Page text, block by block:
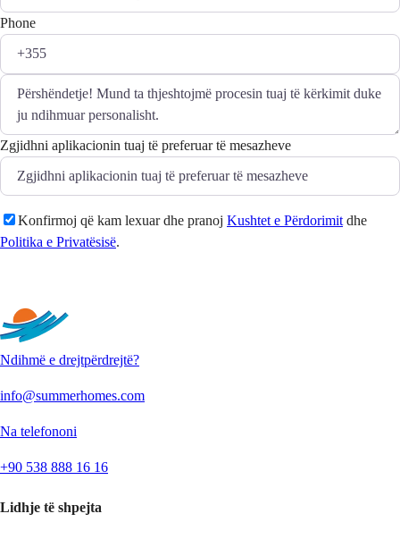
Phone
Zgjidhni aplikacionin tuaj të preferuar të mesazheve
Konfirmoj që kam lexuar dhe pranoj Kushtet e Përdorimit dhe
Politika e Privatësisë.
Ndihmë e drejtpërdrejtë?
info@summerhomes.com
Na telefononi
+90 538 888 16 16
Lidhje të shpejta